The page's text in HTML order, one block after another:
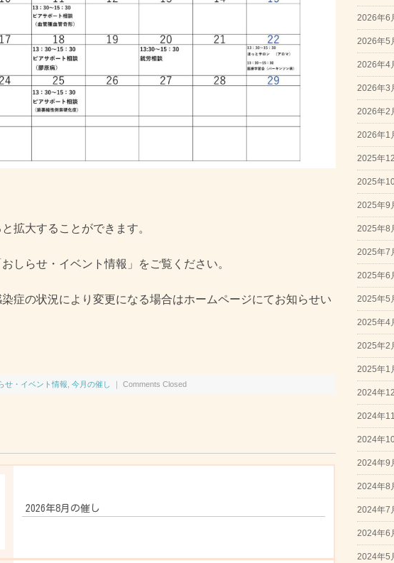
拡大することができます。
しらせ・イベント情報」をご覧ください。
症の状況により変更になる場合はホームページにてお知らせい
せ・イベント情報 今月の催し Comments Closed
2026年8月の催し
2026年6
2026年5
2026年4
2026年3
2026年2
2026年1
2025年
2025年
2025年9
2025年8
2025年7
2025年6
2025年5
2025年4
2025年2
2025年1
2024年
2024年
2024年
2024年9
2024年8
2024年7
2024年6
2024年5